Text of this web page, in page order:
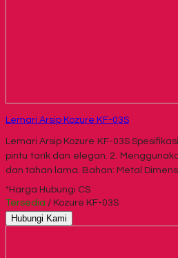
Lemari Arsip Kozure KF-03S
Lemari Arsip Kozure KF-03S
pintu tarik dan elegan. 2.
dan tahan lama. Bahan: Metal
*Harga Hubungi CS
Tersedia / Kozure KF-03S
Hubungi Kami